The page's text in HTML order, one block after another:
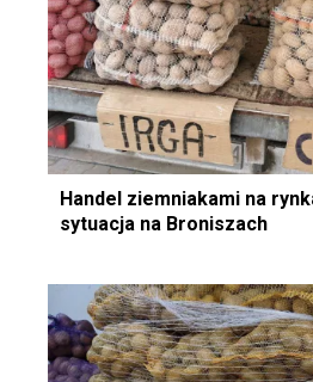
Handel ziemniakami na
sytuacja na Broniszach